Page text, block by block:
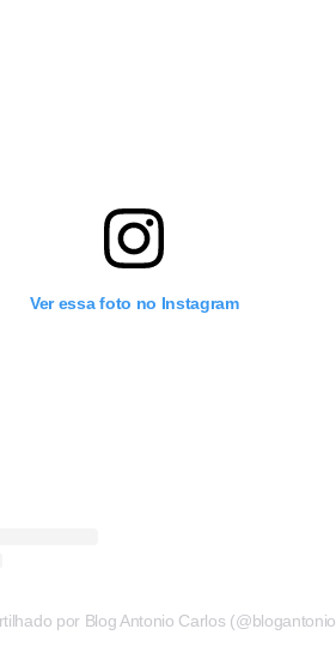
Ver essa foto no Instagram
por Blog Antonio Carlos